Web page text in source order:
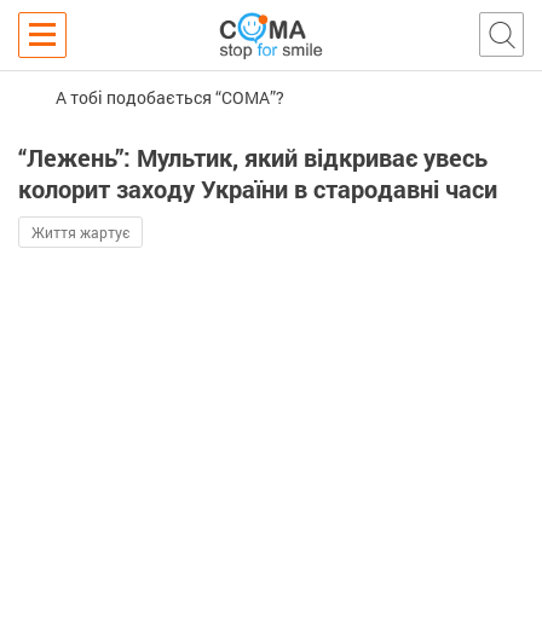
А тобі подобається “COMA”?
“Лежень”: Мультик, який відкриває увесь
колорит заходу України в стародавні часи
Життя жартує